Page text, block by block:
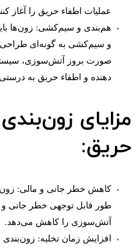
عملیات اطفاء حریق را آغاز
هم‌بندی و سیم‌کشی: زون‌ها
و سیم‌کشی به گونه‌ای طراحی
صورت بروز آتش‌سوزی،
دهنده و اطفاء حریق به
مزایای
حریق:
کاهش خطر جانی و مالی:
طور قابل توجهی خطر جانی و
آتش‌سوزی را کاهش می‌دهد.
افزایش زمان تخلیه: زون‌بندی